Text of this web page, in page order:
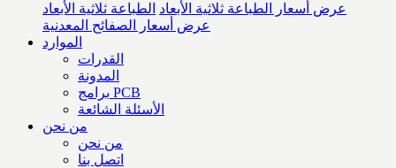
عرض أسعار الطباعة ثلاثية الأبعاد الطباعة ثلاثية الأبعاد
عرض أسعار الصفائح المعدنية
الموارد
القدرات
المدونة
برامج PCB
الأسئلة الشائعة
من نحن
من نحن
اتصل بنا